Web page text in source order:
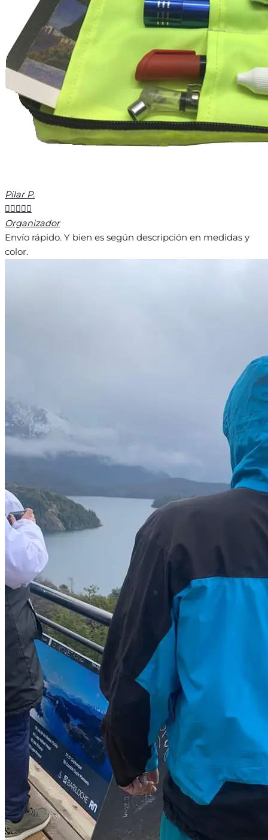
Pilar P.

Organizador
Envío rápido. Y bien es según descripción en medidas y
color.